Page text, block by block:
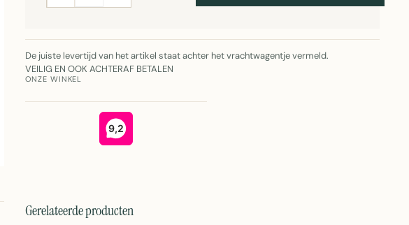
De juiste levertijd van het artikel staat achter het vrachtwagentje vermeld.
VEILIG EN OOK ACHTERAF BETALEN
ONZE WINKEL
Gerelateerde producten